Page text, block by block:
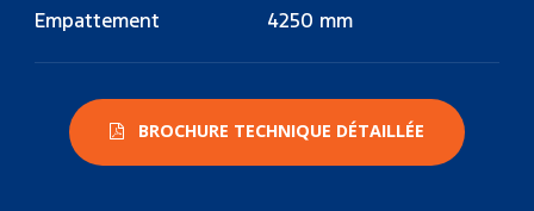
Empattement 4250 mm
BROCHURE TECHNIQUE DÉTAILLÉE